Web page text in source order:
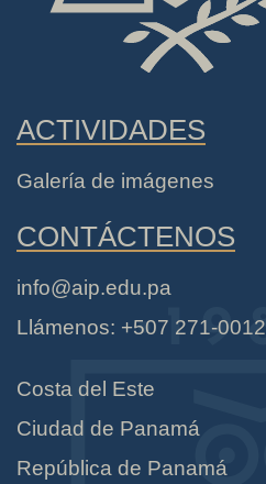
ACTIVIDADES
Galería de imágenes
CONTÁCTENOS
info@aip.edu.pa
Llámenos: +507 271-0012
Costa del Este
Ciudad de Panamá
República de Panamá